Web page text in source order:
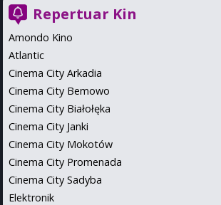
Repertuar Kin
Amondo Kino
Atlantic
Cinema City Arkadia
Cinema City Bemowo
Cinema City Białołęka
Cinema City Janki
Cinema City Mokotów
Cinema City Promenada
Cinema City Sadyba
Elektronik